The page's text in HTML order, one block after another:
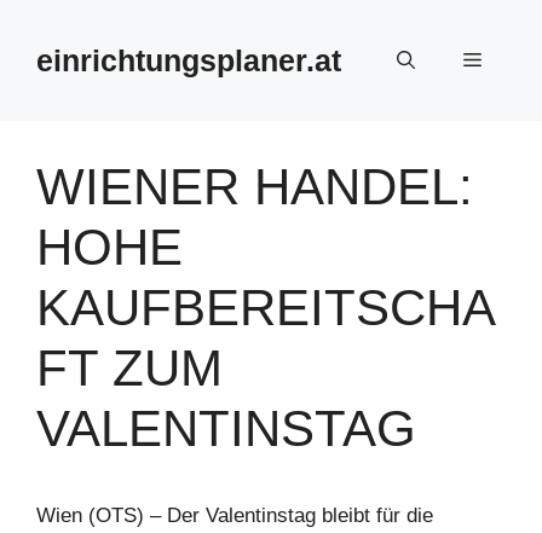
springeneinrichtungsplaner.at Menü
WIENER HANDEL:
HOHE
KAUFBEREITSCHA
FT ZUM
VALENTINSTAG
Wien (OTS) – Der Valentinstag bleibt für die